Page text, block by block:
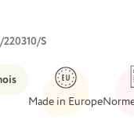
S
Made in Europe